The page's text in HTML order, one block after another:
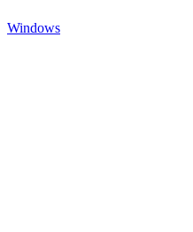
Windows